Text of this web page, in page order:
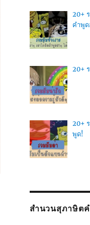
20+
คำพูด
20+
20+
พูด!
สำนวนสุภาษิตค